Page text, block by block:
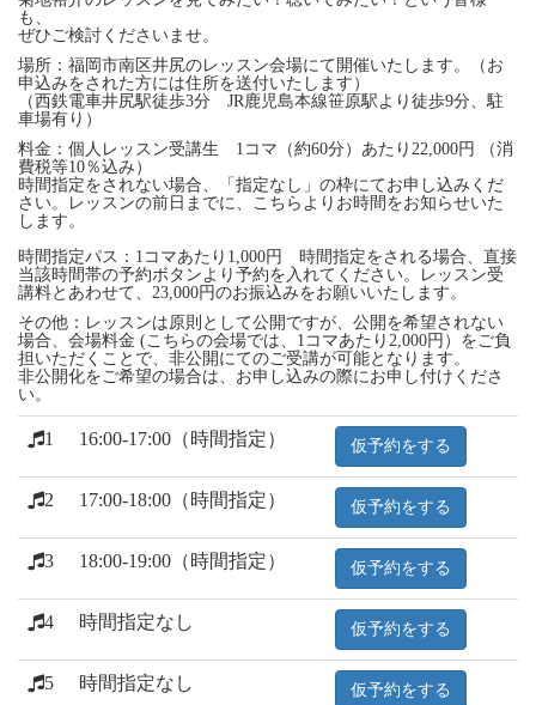
も、
ぜひご検討くださいませ。
場所：福岡市南区井尻のレッスン会場にて開催いたします。（お
申込みをされた方には住所を送付いたします）
（西鉄電車井尻駅徒歩3分 JR鹿児島本線笹原駅より徒歩9分、駐
車場有り）
料金：個人レッスン受講生 1コマ（約60分）あたり22,000円 （消
費税等10％込み）
時間指定をされない場合、「指定なし」の枠にてお申し込みくだ
さい。レッスンの前日までに、こちらよりお時間をお知らせいた
します。
時間指定パス：1コマあたり1,000円 時間指定をされる場合、直接
当該時間帯の予約ボタンより予約を入れてください。レッスン受
講料とあわせて、23,000円のお振込みをお願いいたします。
その他：レッスンは原則として公開ですが、公開を希望されない
場合、会場料金 (こちらの会場では、1コマあたり2,000円）をご負
担いただくことで、非公開にてのご受講が可能となります。
非公開化をご希望の場合は、お申し込みの際にお申し付けくださ
い。
1 16:00-17:00（時間指定） 仮予約をする
2 17:00-18:00（時間指定） 仮予約をする
3 18:00-19:00（時間指定） 仮予約をする
4 時間指定なし 仮予約をする
5 時間指定なし 仮予約をする